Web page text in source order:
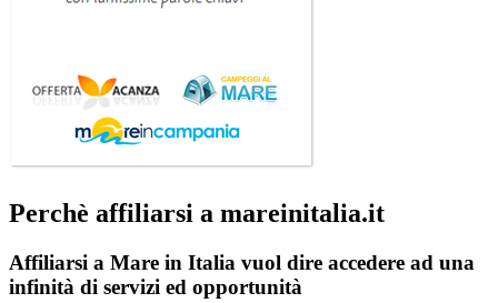
Perchè affiliarsi a mareinitalia.it
Affiliarsi a Mare in Italia vuol dire accedere ad una
infinità di servizi ed opportunità